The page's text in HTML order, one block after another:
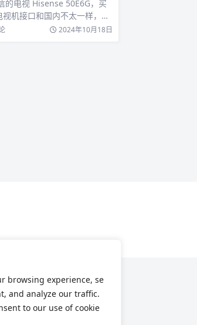
browsing experience, se
and analyze our traffic.
to our use of cookie
的电视 Hisense 50E6G，买
机接口和国内不太一样，
2024年10月18日